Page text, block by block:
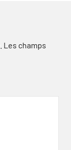
Les champs